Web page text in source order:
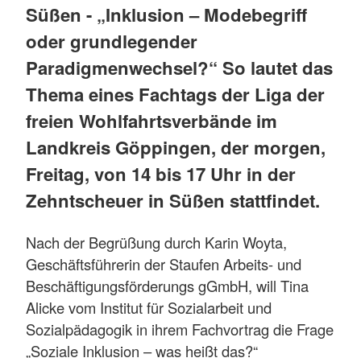
Süßen - „Inklusion – Modebegriff
oder grundlegender
Paradigmenwechsel?“ So lautet das
Thema eines Fachtags der Liga der
freien Wohlfahrtsverbände im
Landkreis Göppingen, der morgen,
Freitag, von 14 bis 17 Uhr in der
Zehntscheuer in Süßen stattfindet.
Nach der Begrüßung durch Karin Woyta,
Geschäftsführerin der Staufen Arbeits- und
Beschäftigungsförderungs gGmbH, will Tina
Alicke vom Institut für Sozialarbeit und
Sozialpädagogik in ihrem Fachvortrag die Frage
„Soziale Inklusion – was heißt das?“